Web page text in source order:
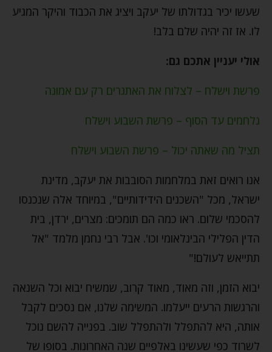
שעשו יכיר בגדולתו של יעקב ויציג את הכבוד והיקר המגיע
לו. אז זה יהיה שלם בלב!
אולי יעניין אתכם גם:
פרשת וישלח – לצלוח את האתגרים רק עם אמונה
נלחמים עד הסוף – פרשת השבוע וישלח
תציל מה שאתה יכול – פרשת השבוע וישלח
אנו רואים זאת במלחמות הסובבות את יעקב, מדינת
ישראל, מכל "השכנים הידידותיים", במיוחד אלה שנכנסו
להסכמי שלום. ראו כמה הם תומכים: מצרים, ירדן, בית
הדין הפלילי הבינלאומי וכו'. אבל רבי נחמן מלמד "אל
תתייאש לעולם!"
יבוא הזמן, וזה מאוד, מאוד קרוב, שמשיח יבוא וכל השנאה
והרגשות הרעים ייעלמו. המשימה שלנו, אם נסכים לקבל
אותה, היא להתפלל ולהתפלל שוב. בפנייה להשם נוכל
לשרוד כפי שעשינו באלפיים שנה האחרונות. בסופו של